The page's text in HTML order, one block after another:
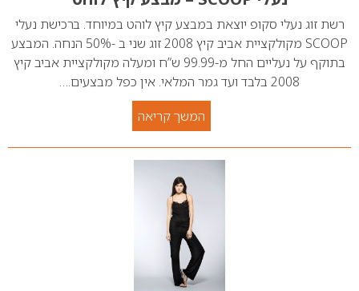
רשת זוג נעלי סקופ יוצאת במבצע קיץ לוהט במיוחד. ברכישת נעלי
SCOOP מקולקציית אביב קיץ 2008 זוג שני ב -50% הנחה. המבצע
בתוקף על נעליים החל מ-99.99 ש”ח ומעלה מקולקציית אביב קיץ
2008 בלבד ועד גמר המלאי. אין כפל מבצעים.…
המשך קריאה